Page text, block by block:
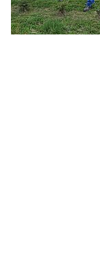
&
Equality,
Climate
Increase in